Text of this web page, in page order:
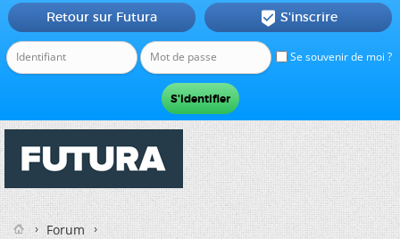
Se souvenir de moi ?
Retour sur Futura  S'inscrire
Forum